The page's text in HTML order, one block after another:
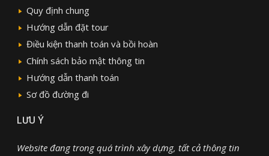
Quy định chung
Hướng dẫn đặt tour
Điều kiện thanh toán và bồi hoàn
Chính sách bảo mật thông tin
Hướng dẫn thanh toán
Sơ đồ đường đi
LƯU Ý
Website đang trong quá trình xây dựng, tất cả thông tin